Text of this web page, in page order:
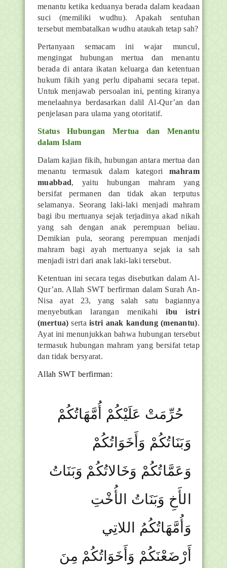
menantu ketika keduanya berada dalam keadaan
suci (memiliki wudhu). Apakah sentuhan
tersebut membatalkan wudhu ataukah tetap sah?
Pertanyaan semacam ini wajar muncul,
mengingat hubungan mertua dan menantu
berada di antara ikatan keluarga dan ketentuan
hukum fikih yang perlu dipahami secara tepat.
Untuk menjawab persoalan ini, penting kiranya
menelaahnya berdasarkan dalil Al-Qur’an dan
penjelasan para ulama yang otoritatif.
Status Hubungan Mertua dan Menantu
dalam Islam
Dalam kajian fikih, hubungan antara mertua dan
menantu termasuk dalam kategorimahram
muabbad, yaitu hubungan mahram yang
bersifat permanen dan tidak akan terputus
selamanya. Seorang laki-laki menjadi mahram
bagi ibu mertuanya sejak terjadinya akad nikah
yang sah dengan anak perempuan beliau.
Demikian pula, seorang perempuan menjadi
mahram bagi ayah mertuanya sejak ia sah
menjadi istri dari anak laki-laki tersebut.
Ketentuan ini secara tegas disebutkan dalam Al-
Qur’an. Allah SWT berfirman dalam Surah An-
Nisa ayat 23, yang salah satu bagiannya
menyebutkan larangan menikahiibu istri
(mertua) sertaistri anak kandung (menantu).
Ayat ini menunjukkan bahwa hubungan tersebut
termasuk hubungan mahram yang bersifat tetap
dan tidak bersyarat.
Allah SWT berfirman:
حُرِّمَتْ عَلَيْكُمْ أُمَّهَاتُكُمْ
وَبَنَاتُكُمْ وَأَخَوَاتُكُمْ
وَعَمَّاتُكُمْ وَخَالاتُكُمْ وَبَنَاتُ
الأَخِ وَبَنَاتُ الأُخْتِ
وَأُمَّهَاتُكُمُ اللاتِي
أَرْضَعْنَكُمْ وَأَخَوَاتُكُمْ مِنَ